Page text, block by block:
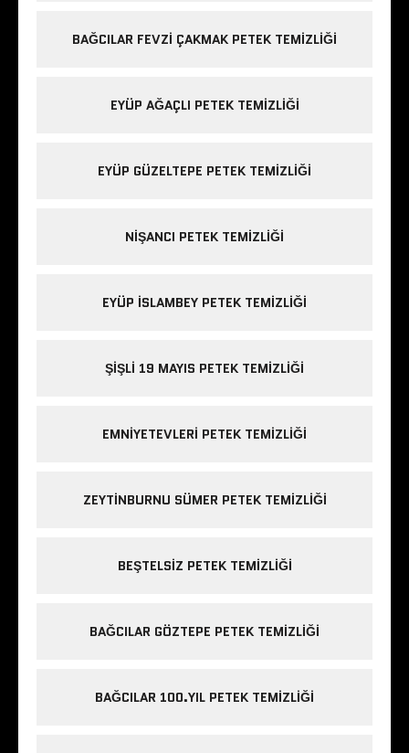
BAĞCILAR FEVZI ÇAKMAK PETEK TEMIZLIĞI
EYÜP AĞAÇLI PETEK TEMIZLIĞI
EYÜP GÜZELTEPE PETEK TEMIZLIĞI
NIŞANCI PETEK TEMIZLIĞI
EYÜP ISLAMBEY PETEK TEMIZLIĞI
ŞIŞLI 19 MAYIS PETEK TEMIZLIĞI
EMNIYETEVLERI PETEK TEMIZLIĞI
ZEYTINBURNU SÜMER PETEK TEMIZLIĞI
BEŞTELSIZ PETEK TEMIZLIĞI
BAĞCILAR GÖZTEPE PETEK TEMIZLIĞI
BAĞCILAR 100.YIL PETEK TEMIZLIĞI